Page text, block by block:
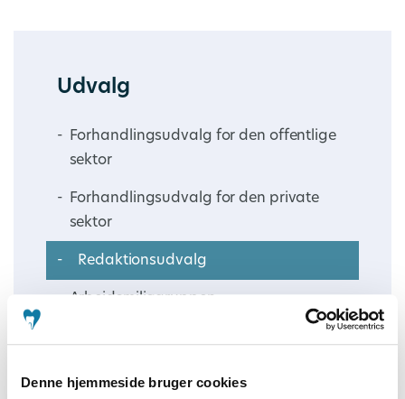
Denne hjemmeside bruger cookies
Udvalg
Forhandlingsudvalg for den offentlige
sektor
Forhandlingsudvalg for den private
sektor
Redaktionsudvalg
Arbejdsmiljøgruppen
Tillidsrepræsentantgruppen